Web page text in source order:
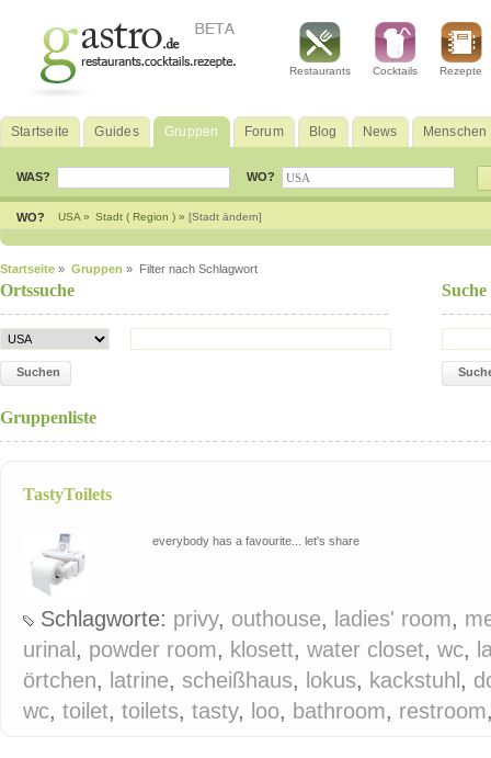
Restaurants Cocktails Rezepte
Startseite Guides Gruppen Forum Blog News Menschen
WAS? WO?
WO? USA » Stadt ( Region ) » [Stadt ändern]
Startseite » Gruppen » Filter nach Schlagwort
Ortssuche
Suchen
Gruppenliste
TastyToilets
everybody has a favourite... let's share
Schlagworte: privy, outhouse, ladies' room,
urinal , powder room, klosett, water closet, wc,
örtchen, latrine, scheißhaus, lokus, kackstuhl ,
wc, toilet, toilets, tasty, loo, bathroom, restroom